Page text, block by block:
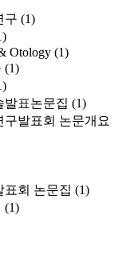
구 (1)
Otology (1)
(1)
발표논문집 (1)
발표회 논문개요
표회 논문집 (1)
(1)